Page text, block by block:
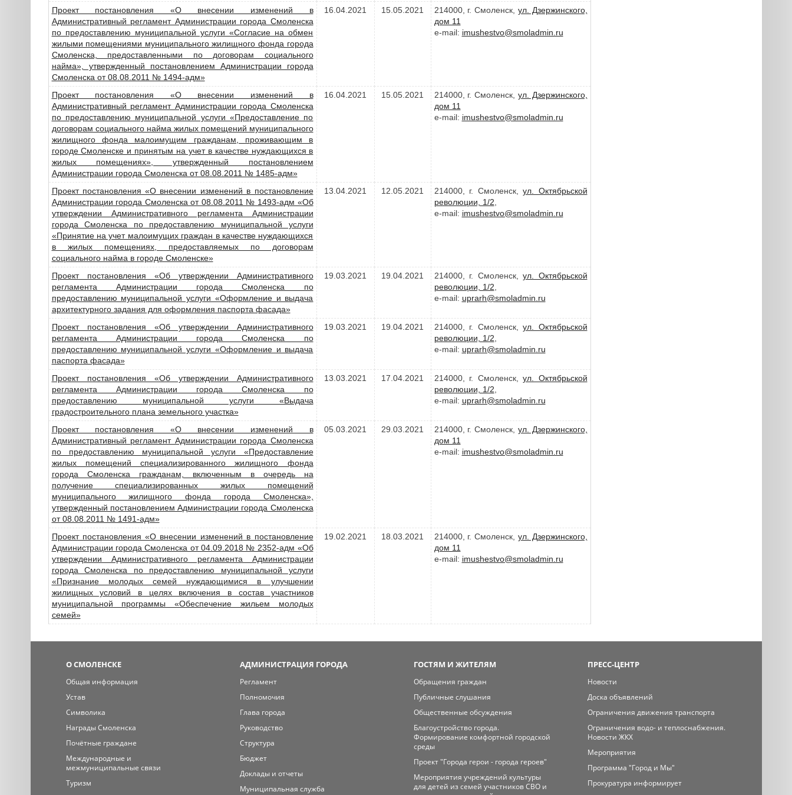
Проект постановления «О внесении изменений в
Административный регламент Администрации города Смоленска
по предоставлению муниципальной услуги «Согласие на обмен
жилыми помещениями муниципального жилищного фонда города
Смоленска, предоставленными по договорам социального
найма», утвержденный постановлением Администрации города
Смоленска от 08.08.2011 № 1494-адм»
16.04.2021 15.05.2021 214000, г. Смоленск, ул. Дзержинского,
дом 11
e-mail: imushestvo@smoladmin.ru
Проект постановления «О внесении изменений в
Административный регламент Администрации города Смоленска
по предоставлению муниципальной услуги «Предоставление по
договорам социального найма жилых помещений муниципального
жилищного фонда малоимущим гражданам, проживающим в
городе Смоленске и принятым на учет в качестве нуждающихся в
жилых помещениях», утвержденный постановлением
Администрации города Смоленска от 08.08.2011 № 1485-адм»
16.04.2021 15.05.2021 214000, г. Смоленск, ул. Дзержинского,
дом 11
e-mail: imushestvo@smoladmin.ru
Проект постановления «О внесении изменений в постановление
Администрации города Смоленска от 08.08.2011 № 1493-адм «Об
утверждении Административного регламента Администрации
города Смоленска по предоставлению муниципальной услуги
«Принятие на учет малоимущих граждан в качестве нуждающихся
в жилых помещениях, предоставляемых по договорам
социального найма в городе Смоленске»
13.04.2021 12.05.2021 214000, г. Смоленск, ул. Октябрьской
революции, 1/2
e-mail: imushestvo@smoladmin.ru
Проект постановления «Об утверждении Административного
регламента Администрации города Смоленска по
предоставлению муниципальной услуги «Оформление и выдача
архитектурного задания для оформления паспорта фасада»
19.03.2021 19.04.2021 214000, г. Смоленск, ул. Октябрьской
революции, 1/2
e-mail: uprarh@smoladmin.ru
Проект постановления «Об утверждении Административного
регламента Администрации города Смоленска по
предоставлению муниципальной услуги «Оформление и выдача
паспорта фасада»
19.03.2021 19.04.2021 214000, г. Смоленск, ул. Октябрьской
революции, 1/2
e-mail: uprarh@smoladmin.ru
Проект постановления «Об утверждении Административного
регламента Администрации города Смоленска по
предоставлению муниципальной услуги «Выдача
градостроительного плана земельного участка»
13.03.2021 17.04.2021 214000, г. Смоленск, ул. Октябрьской
революции, 1/2
e-mail: uprarh@smoladmin.ru
Проект постановления «О внесении изменений в
Административный регламент Администрации города Смоленска
по предоставлению муниципальной услуги «Предоставление
жилых помещений специализированного жилищного фонда
города Смоленска гражданам, включенным в очередь на
получение специализированных жилых помещений
муниципального жилищного фонда города Смоленска»,
утвержденный постановлением Администрации города Смоленска
от 08.08.2011 № 1491-адм»
05.03.2021 29.03.2021 214000, г. Смоленск, ул. Дзержинского,
дом 11
e-mail: imushestvo@smoladmin.ru
Проект постановления «О внесении изменений в постановление
Администрации города Смоленска от 04.09.2018 № 2352-адм «Об
утверждении Административного регламента Администрации
города Смоленска по предоставлению муниципальной услуги
«Признание молодых семей нуждающимися в улучшении
жилищных условий в целях включения в состав участников
муниципальной программы «Обеспечение жильем молодых
семей»
19.02.2021 18.03.2021 214000, г. Смоленск, ул. Дзержинского,
дом 11
e-mail: imushestvo@smoladmin.ru
О СМОЛЕНСКЕ
Общая информация
Устав
Символика
Награды Смоленска
Почётные граждане
Международные и
межмуниципальные связи
Туризм
АДМИНИСТРАЦИЯ ГОРОДА
Регламент
Полномочия
Глава города
Руководство
Структура
Бюджет
Доклады и отчеты
Муниципальная служба
ГОСТЯМ И ЖИТЕЛЯМ
Обращения граждан
Публичные слушания
Общественные обсуждения
Благоустройство города.
Формирование комфортной городской
среды
Проект "Города герои - города героев"
Мероприятия учреждений культуры
для детей из семей участников СВО и
ПРЕСС-ЦЕНТР
Новости
Доска объявлений
Ограничения движения транспорта
Ограничения водо- и теплоснабжения.
Новости ЖКХ
Мероприятия
Программа "Город и Мы"
Прокуратура информирует